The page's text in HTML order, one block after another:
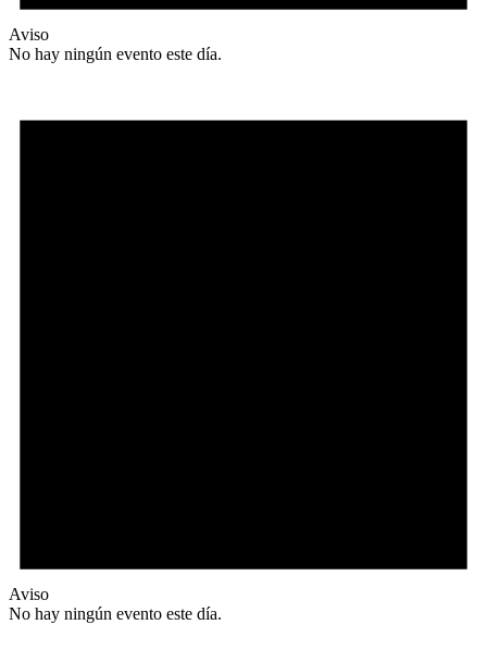
Aviso
No hay ningún evento este día.
Aviso
No hay ningún evento este día.